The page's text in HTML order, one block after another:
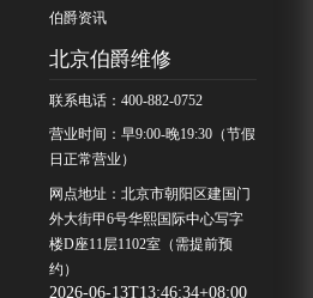
伯爵资讯
北京伯爵维修
联系电话：400-882-0752
营业时间：早9:00-晚19:30（节假
日正常营业）
网点地址：北京市朝阳区建国门
外大街甲6号华熙国际中心写字
楼D座11层1102室（需提前预
约）
2026-06-13T13:46:34+08:00